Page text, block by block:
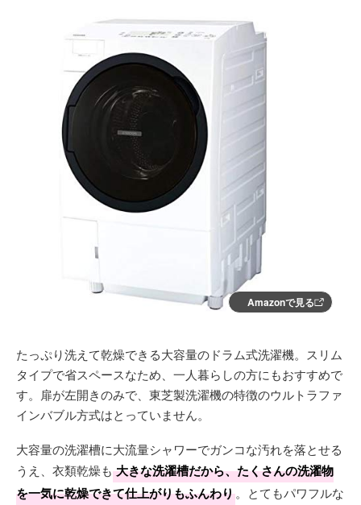
Amazonで見る
たっぷり洗えて乾燥できる大容量のドラム式洗濯機。スリム
タイプで省スペースなため、一人暮らしの方にもおすすめで
す。扉が左開きのみで、東芝製洗濯機の特徴のウルトラファ
インバブル方式はとっていません。
大容量の洗濯槽に大流量シャワーでガンコな汚れを落とせる
うえ、衣類乾燥も 大きな洗濯槽だから、たくさんの洗濯物
を一気に乾燥できて仕上がりもふんわり。とてもパワフルな